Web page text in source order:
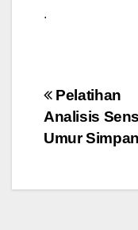
.
Post
Pelatihan
Analisis
Umur Simpan